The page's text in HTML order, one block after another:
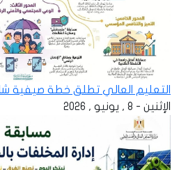
التعليم العالي تطلق خطة صيفية
الإثنين - 8 , يونيو , 2026